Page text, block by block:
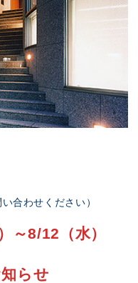
合わせください）
～8/12（水）
らせ